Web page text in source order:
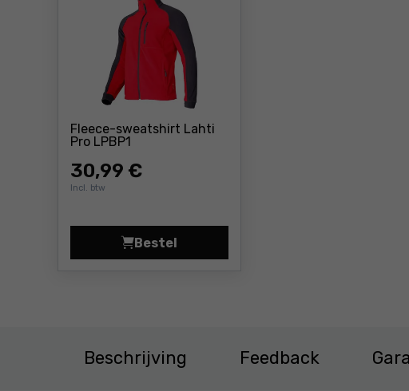
Fleece-sweatshirt Lahti
Pro LPBP1
30,99 €
Incl. btw
Bestel
Fleece-sweatshirt Lahti Pro LPBP1 Prijs
Beschrijving Feedback